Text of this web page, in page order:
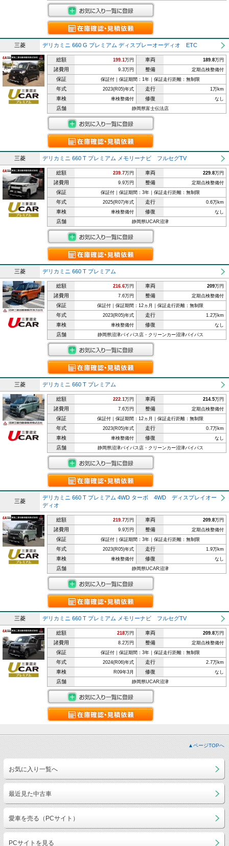
三菱 デリカミニ 660 G プレミアム ディスプレーオーディオ ETC
総額 199.1万円 車両 189.8万円
諸費用 9.3万円 整備 定期点検整備付
保証 保証付｜保証期間：1年｜保証走行距離：無制限
年式 2023(R05)年式 走行 1万km
車検 車検整備付 修復 なし
店舗 静岡県富士伝法店
三菱 デリカミニ 660 T プレミアム メモリーナビ フルセグTV
総額 239.7万円 車両 229.8万円
諸費用 9.9万円 整備 定期点検整備付
保証 保証付｜保証期間：3年｜保証走行距離：無制限
年式 2025(R07)年式 走行 0.6万km
車検 車検整備付 修復 なし
店舗 静岡県UCAR沼津
三菱 デリカミニ 660 T プレミアム
総額 216.6万円 車両 209万円
諸費用 7.6万円 整備 定期点検整備付
保証 保証付｜保証期間：12ヵ月｜保証走行距離：無制限
年式 2023(R05)年式 走行 1.2万km
車検 車検整備付 修復 なし
店舗 静岡県沼津バイパス店・クリーンカー沼津バイパス
三菱 デリカミニ 660 T プレミアム
総額 222.1万円 車両 214.5万円
諸費用 7.6万円 整備 定期点検整備付
保証 保証付｜保証期間：12ヵ月｜保証走行距離：無制限
年式 2023(R05)年式 走行 0.7万km
車検 車検整備付 修復 なし
店舗 静岡県沼津バイパス店・クリーンカー沼津バイパス
三菱
デリカミニ 660 T プレミアム 4WD ターボ 4WD ディスプレイオー
ディオ
総額 219.7万円 車両 209.8万円
諸費用 9.9万円 整備 定期点検整備付
保証 保証付｜保証期間：3年｜保証走行距離：無制限
年式 2023(R05)年式 走行 1.9万km
車検 車検整備付 修復 なし
店舗 静岡県UCAR沼津
三菱 デリカミニ 660 T プレミアム メモリーナビ フルセグTV
総額 218万円 車両 209.8万円
諸費用 8.2万円 整備 定期点検整備付
保証 保証付｜保証期間：3年｜保証走行距離：無制限
年式 2024(R06)年式 走行 2.7万km
車検 R09年3月 修復 なし
店舗 静岡県UCAR沼津
▲ページTOPへ
お気に入り一覧へ
最近見た中古車
愛車を売る（PCサイト）
PCサイトを見る